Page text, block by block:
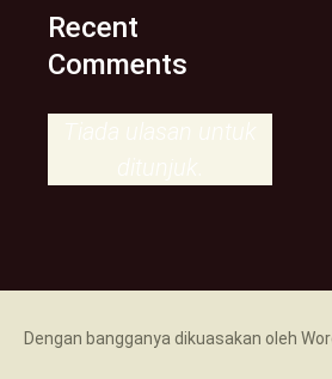
Recent
Comments
Tiada ulasan untuk
ditunjuk.
Dengan bangganya dikuasakan oleh